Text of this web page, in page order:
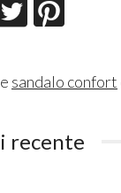
sandalo confort
recente